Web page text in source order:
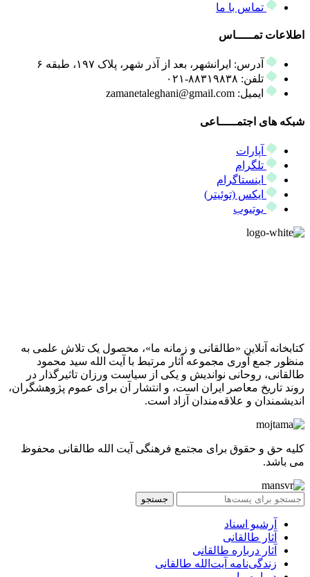
تماس با ما
اطلاعات تمـــــاس
آدرس: ایرانشهر، بعد از آذر شهر، پلاک ۱۹۷، طبقه ۶
تلفن: ۸۸۳۱۹۸۳۸-۰۲۱
ایمیل: zamanetaleghani@gmail.com
شبکه های اجتمـــــاعی
آپارات
تلگرام
اینستاگرام
ایکس (توئیتر)
یوتیوب
کتابخانه آنلاین «طالقانی و زمانه ما»، محصول یک تلاش علمی به
منظور جمع آوری مجموعه آثار مرتبط با آیت الله سید محمود
طالقانی، روحانی نواندیش و یکی از سیاست ورزان تاثیرگذار در
روند تاریخ معاصر ایران است، و انتشار آن برای عموم پژوهشگران،
اندیشمندان و علاقه‌مندان آزاد است.
کلیه حق و حقوق برای مجتمع فرهنگی آیت الله طالقانی محفوظ
می باشد.
جستجو
آرشیو اسناد
آثار طالقانی
آثار درباره طالقانی
زندگی‌نامه آیت‌الله طالقانی